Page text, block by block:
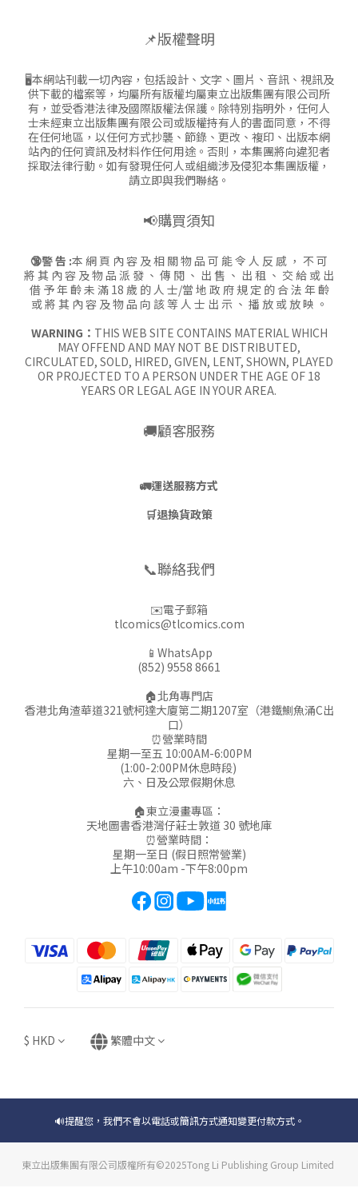
📌版權聲明
🖥本網站刊載一切內容，包括設計、文字、圖片、音訊、視訊及
供下載的檔案等，均屬所有版權均屬東立出版集團有限公司所
有，並受香港法律及國際版權法保護。除特別指明外，任何人
士未經東立出版集團有限公司或版權持有人的書面同意，不得
在任何地區，以任何方式抄襲、節錄、更改、複印、出版本網
站內的任何資訊及材料作任何用途。否則，本集團將向違犯者
採取法律行動。如有發現任何人或組織涉及侵犯本集團版權，
請立即與我們聯絡。
📢購買須知
🔞警 告 :本 網 頁 內 容 及 相 關 物 品 可 能 令 人 反 感 ， 不 可
將 其 內 容 及 物 品 派 發 、 傳 閱 、 出 售 、 出 租 、 交 給 或 出
借 予 年 齡 未 滿 18 歲 的 人 士/當 地 政 府 規 定 的 合 法 年 齡
或 將 其 內 容 及 物 品 向 該 等 人 士 出 示 、 播 放 或 放 映 。
WARNING： THIS WEB SITE CONTAINS MATERIAL WHICH
MAY OFFEND AND MAY NOT BE DISTRIBUTED,
CIRCULATED, SOLD, HIRED, GIVEN, LENT, SHOWN, PLAYED
OR PROJECTED TO A PERSON UNDER THE AGE OF 18
YEARS OR LEGAL AGE IN YOUR AREA.
🚚顧客服務
🚛運送服務方式
🛒退換貨政策
📞聯絡我們
✉️電子郵箱
tlcomics@tlcomics.com
📱WhatsApp
(852) 9558 8661
🏠北角專門店
香港北角渣華道321號柯達大廈第二期1207室（港鐵鰂魚涌C出
口）
⏰營業時間
星期一至五 10:00AM-6:00PM
(1:00-2:00PM休息時段)
六、日及公眾假期休息
🏠東立漫畫專區：
天地圖書香港灣仔莊士敦道 30 號地庫
⏰營業時間：
星期一至日 (假日照常營業)
上午10:00am -下午8:00pm
$ HKD 繁體中文
🔊提醒您，我們不會以電話或簡訊方式通知變更付款方式。
東立出版集團有限公司版權所有©2025Tong Li Publishing Group Limited